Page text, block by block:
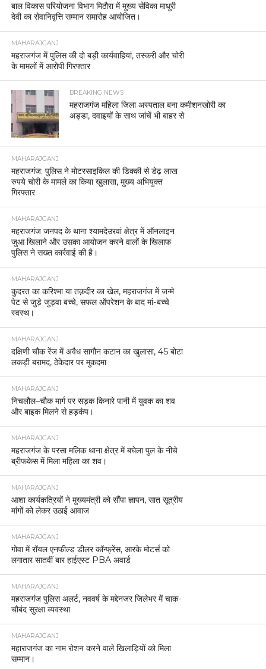
बाल विकास परियोजना विभाग मिठौरा में मुख्य सेविका माधुरी
देवी का सेवानिवृत्ति सम्मान समारोह आयोजित।
MAHARAJGANJ
महराजगंज में पुलिस की दो बड़ी कार्यवाहियां, तस्करी और चोरी
के मामलों में आरोपी गिरफ्तार
BREAKING NEWS
महराजगंज महिला जिला अस्पताल बना कमीशनखोरी का
अड्डा, दवाइयों के साथ जांचें भी बाहर से
MAHARAJGANJ
महराजगंज: पुलिस ने मोटरसाइकिल की डिक्की से डेढ़ लाख
रुपये चोरी के मामले का किया खुलासा, मुख्य अभियुक्त
गिरफ्तार
MAHARAJGANJ
महराजगंज जनपद के थाना श्यामदेउरवां क्षेत्र में ऑनलाइन
जुआ खिलाने और उसका आयोजन करने वालों के खिलाफ
पुलिस ने सख्त कार्रवाई की है।
MAHARAJGANJ
कुदरत का करिश्मा या तक़दीर का खेल, महराजगंज में जन्मे
पेट से जुड़े जुड़वा बच्चे, सफल ऑपरेशन के बाद मां-बच्चे
स्वस्थ।
MAHARAJGANJ
दक्षिणी चौक रेंज में अवैध सागौन कटान का खुलासा, 45 बोटा
लकड़ी बरामद, ठेकेदार पर मुकदमा
MAHARAJGANJ
निचलौल–चौक मार्ग पर सड़क किनारे पानी में युवक का शव
और बाइक मिलने से हड़कंप।
MAHARAJGANJ
महराजगंज के परसा मलिक थाना क्षेत्र में बघेला पुल के नीचे
ब्रीफकेस में मिला महिला का शव।
MAHARAJGANJ
आशा कार्यकत्रियों ने मुख्यमंत्री को सौंपा ज्ञापन, सात सूत्रीय
मांगों को लेकर उठाई आवाज
MAHARAJGANJ
गोवा में रॉयल एनफील्ड डीलर कॉन्फ्रेंस, आरके मोटर्स को
लगातार सातवीं बार हाईएस्ट PBA अवार्ड
MAHARAJGANJ
महराजगंज पुलिस अलर्ट, नववर्ष के मद्देनजर जिलेभर में चाक-
चौबंद सुरक्षा व्यवस्था
MAHARAJGANJ
महाराजगंज का नाम रोशन करने वाले खिलाड़ियों को मिला
सम्मान।